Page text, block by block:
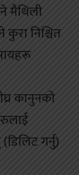
मैथिली
निश्चित
कानुनको
गर्नु)